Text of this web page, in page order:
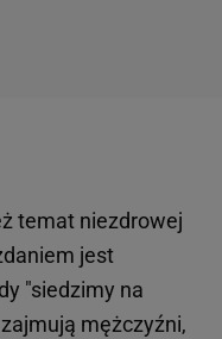
temat niezdrowej
jest
"siedzimy na
mężczyźni,